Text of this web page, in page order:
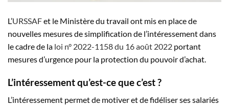
L’URSSAFet le Ministère du travail ont mis en place de
nouvelles mesures de simplification de l’intéressement dans
le cadre de la loi n° 2022-1158 du 16 août 2022 portant
mesures d’urgence pour la protection du pouvoir d’achat.
L’intéressement qu’est-ce que c’est ?
L’intéressement permet de motiver et de fidéliser ses salariés